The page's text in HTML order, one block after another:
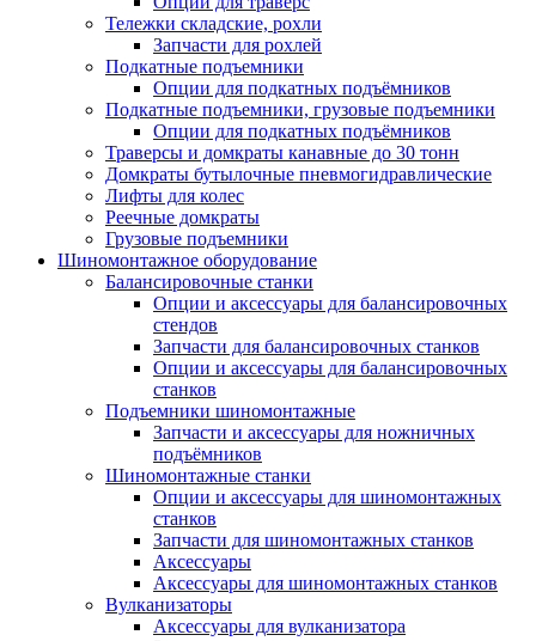
Тележки складские, рохли
Запчасти для рохлей
Подкатные подъемники
Опции для подкатных подъёмников
Подкатные подъемники, грузовые подъемники
Опции для подкатных подъёмников
Траверсы и домкраты канавные до 30 тонн
Домкраты бутылочные пневмогидравлические
Лифты для колес
Реечные домкраты
Грузовые подъемники
Шиномонтажное оборудование
Балансировочные станки
Опции и аксессуары для балансировочных
стендов
Запчасти для балансировочных станков
Опции и аксессуары для балансировочных
станков
Подъемники шиномонтажные
Запчасти и аксессуары для ножничных
подъёмников
Шиномонтажные станки
Опции и аксессуары для шиномонтажных
станков
Запчасти для шиномонтажных станков
Аксессуары
Аксессуары для шиномонтажных станков
Вулканизаторы
Аксессуары для вулканизатора